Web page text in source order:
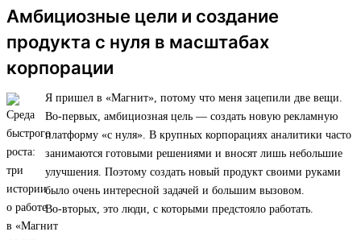
Амбициозные цели и создание
продукта с нуля в масштабах
корпорации
Я пришел в «Магнит», потому что меня зацепили две вещи.
Во-первых, амбициозная цель — создать новую рекламную
платформу «с нуля». В крупных корпорациях аналитики часто
занимаются готовыми решениями и вносят лишь небольшие
улучшения. Поэтому создать новый продукт своими руками
было очень интересной задачей и большим вызовом.
Во-вторых, это люди, с которыми предстояло работать.